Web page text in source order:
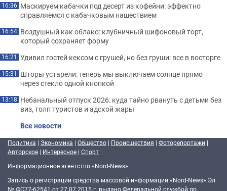
16:36 Маскируем кабачки под десерт из кофейни: эффектно
справляемся с кабачковым нашествием
16:54 Воздушный как облако: клубничный шифоновый торт,
который сохраняет форму
16:21 Удивил гостей кексом с грушей, но без груши: все в восторге
15:31 Шторы устарели: теперь мы выключаем солнце прямо
через стекло одной кнопкой
13:18 Небанальный отпуск 2026: куда тайно рвануть с детьми без
виз, толп туристов и адской жары
Все новости
Политика | Экономика | Общество | Происшествия | Фоторепортажи |
Авторское | Интересное | Спорт
Информационное агентство «Nord-News»
Запись о регистрации средства массовой информации «Nord-News» Эл
№ ФС77-62541 от 27.07.2015 г. выдано Федеральной службой по